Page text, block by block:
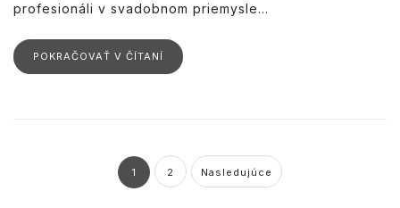
profesionáli v svadobnom priemysle...
POKRAČOVAŤ V ČÍTANÍ
1 2 Nasledujúce